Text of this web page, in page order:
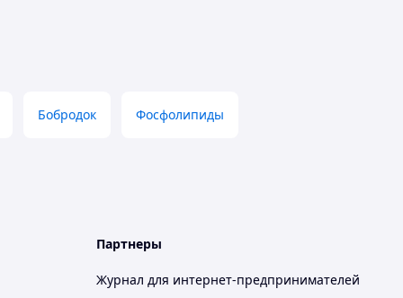
Бобродок Фосфолипиды
Партнеры
Журнал для интернет-предпринимателей